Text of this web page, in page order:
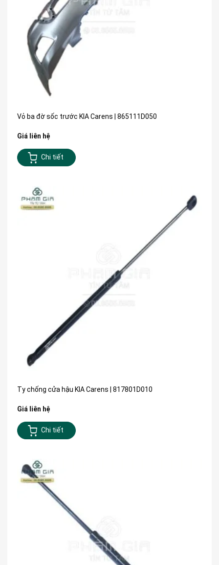
Vỏ ba đờ sốc trước KIA Carens | 865111D050
Giá liên hệ
Chi tiết
Ty chống cửa hậu KIA Carens | 817801D010
Giá liên hệ
Chi tiết